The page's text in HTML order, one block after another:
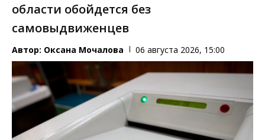
области обойдется без
самовыдвиженцев
Автор: Оксана Мочалова 06 августа 2026, 15:00